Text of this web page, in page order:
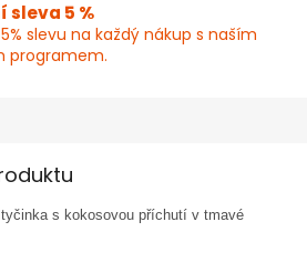
sleva 5 %
slevu na každý nákup s naším
programem.
s kokosovou příchutí v tmavé